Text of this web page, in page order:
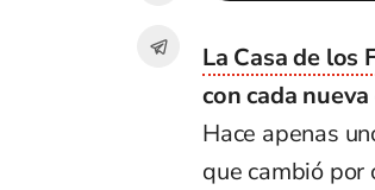
La Casa de los
con cada
Hace apenas
que cambió por